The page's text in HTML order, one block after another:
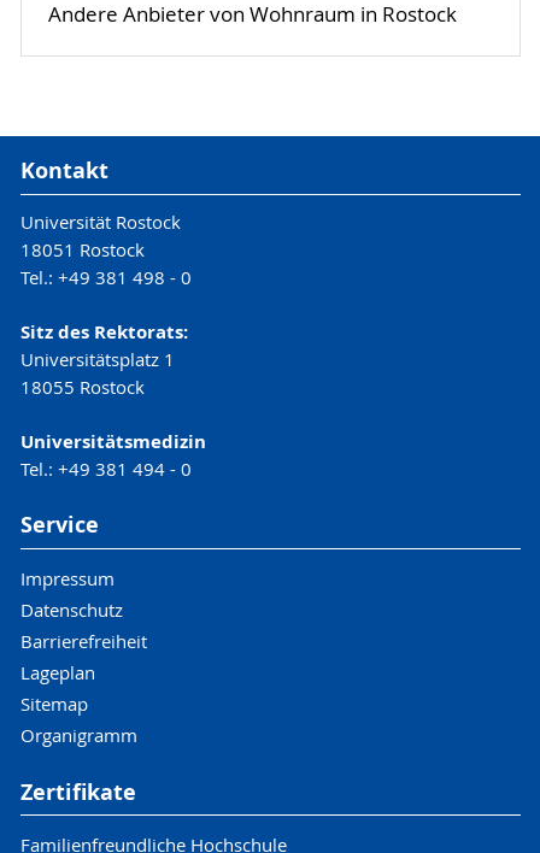
Andere Anbieter von Wohnraum in Rostock
Kontakt
Universität Rostock
18051 Rostock
Tel.: +49 381 498 - 0
Sitz des Rektorats:
Universitätsplatz 1
18055 Rostock
Universitätsmedizin
Tel.: +49 381 494 - 0
Service
Impressum
Datenschutz
Barrierefreiheit
Lageplan
Sitemap
Organigramm
Zertifikate
Familienfreundliche Hochschule